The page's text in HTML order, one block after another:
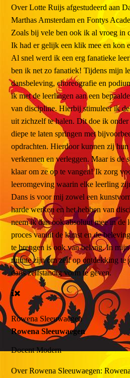
OverLotte Ruijs afgestudeerd aan
Marthas Amsterdam en Fontys
Zoals bij vele ben ook ik al vroeg in
Ik had er gelijk een klik mee en kon
Al snel werd ik een erg fanatieke
ben ik net zo fanatiek! Tijdens mijn
dansbeleving, choreografie en
ik met de leerlingen aan een
van discipline. Hierbij stimuleer ik
uit zichzelf te halen. Dit doe ik
diepe te laten springen met
opdrachten. Hierdoor kunnen zij hun
verkennen en verleggen. Maar is de
klaar om ze op te vangen! Ik zorg
leeromgeving waarin elke leerling
Dans is voor mij zowel een
harde werken en het hebben van
neem ik dan ook absoluut mee in de
proces vanuit de kunst en de
te brengen is ook van belang. In
ruimte zijn om zelf op ontdekking te
dans zelfstandig vorm te geven.
Rowena Sleeuwaegen
Rowena Sleeuwaegen
DocentModern
OverRowena Sleeuwaegen: